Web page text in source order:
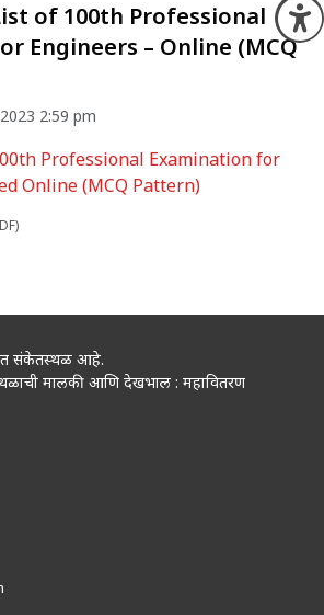
of 100th Professional
Engineers – Online (MCQ
2023 2:59 pm
Professional Examination for
Online (MCQ Pattern)
संकेतस्थळ आहे.
मालकी आणि देखभाल : महावितरण